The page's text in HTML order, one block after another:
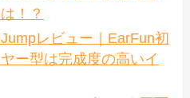
！？
レビュー｜EarFun初
ー型は完成度の高いイ